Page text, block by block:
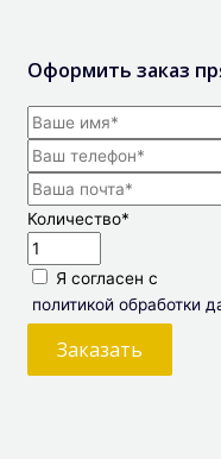
Оформить заказ
Количество*
Я согласен с
политикой обработки
Заказать